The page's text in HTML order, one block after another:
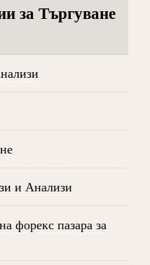
за Търгуване
и Анализи
форекс пазара за